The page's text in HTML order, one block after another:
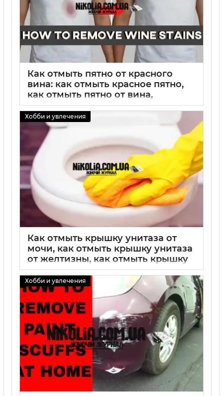
Как отмыть пятно от красного
вина: как отмыть красное пятно,
как отмыть пятно от вина,
пошаговые способы удаления и
эффективные средства
02 09 2025
Хобби и увлечения
Как отмыть крышку унитаза от
мочи, как отмыть крышку унитаза
от желтизны, как отмыть крышку
унитаза: эффективные методы
чистки, советы и средства
02 09 2025 0
Хобби и увлечения